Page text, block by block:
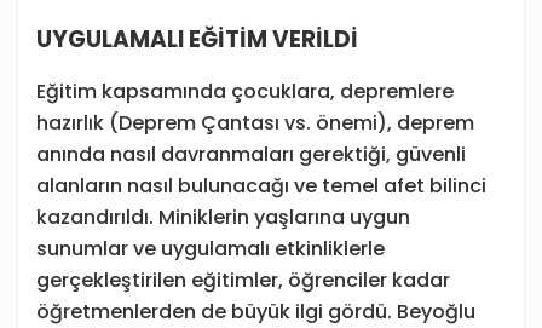
UYGULAMALI EĞİTİM VERİLDİ
Eğitim kapsamında çocuklara, depremlere
hazırlık (Deprem Çantası vs. önemi), deprem
anında nasıl davranmaları gerektiği, güvenli
alanların nasıl bulunacağı ve temel afet bilinci
kazandırıldı. Miniklerin yaşlarına uygun
sunumlar ve uygulamalı etkinliklerle
gerçekleştirilen eğitimler, öğrenciler kadar
öğretmenlerden de büyük ilgi gördü. Beyoğlu